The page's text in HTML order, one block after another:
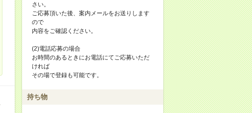
さい。
ご応募頂いた後、案内メールをお送りします
ので
内容をご確認ください。
(2)電話応募の場合
お時間のあるときにお電話にてご応募いただ
ければ
その場で登録も可能です。
持ち物